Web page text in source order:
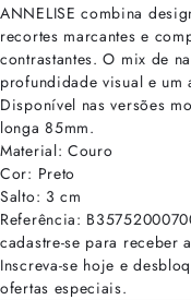
ANNELISE combina
recortes marcantes e
contrastantes. O mix de
profundidade visual e um
Disponível nas versões
longa 85mm.
Material: Couro
Cor: Preto
Salto: 3 cm
Referência:
cadastre-se para receber
Inscreva-se hoje e
ofertas especiais.